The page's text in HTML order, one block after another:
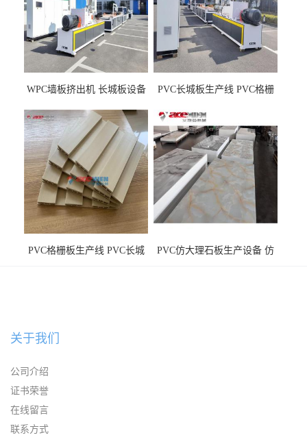
WPC墙板挤出机 长城板设备
PVC长城板生产线 PVC格栅
PVC格栅板生产线 PVC长城
PVC仿大理石板生产设备 仿
关于我们
公司介绍
证书荣誉
在线留言
联系方式